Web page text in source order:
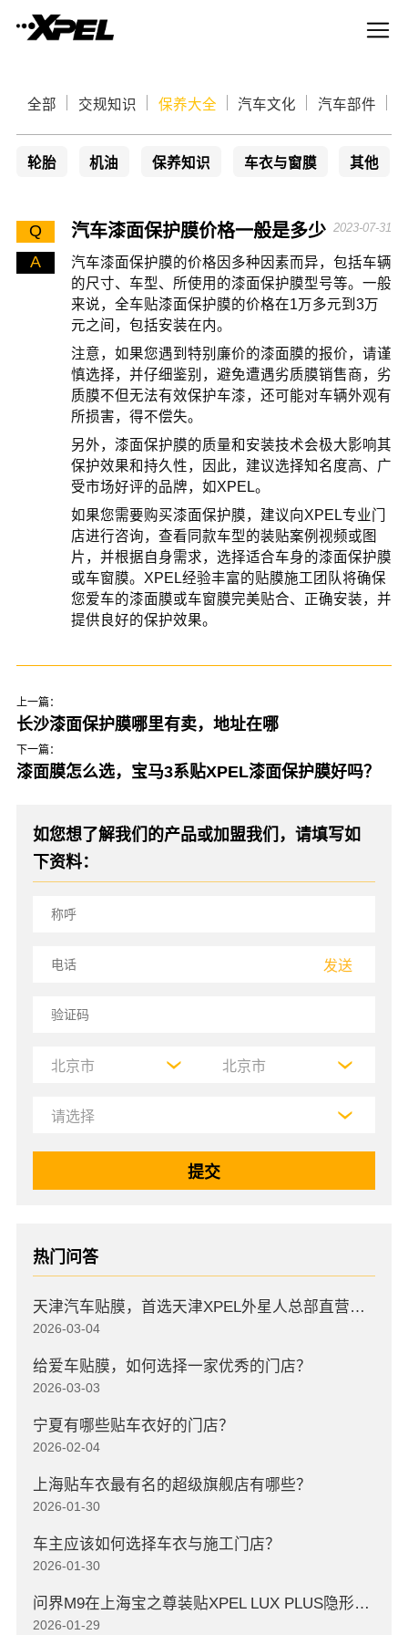
全部 交规知识 保养大全 汽车文化 汽车部件
轮胎 机油 保养知识 车衣与窗膜 其他
Q 汽车漆面保护膜价格一般是多少 2023-07-31
A
汽车漆面保护膜的价格因多种因素而异，包括车辆
的尺寸、车型、所使用的漆面保护膜型号等。一般
来说，全车贴漆面保护膜的价格在1万多元到3万
元之间，包括安装在内。
注意，如果您遇到特别廉价的漆面膜的报价，请谨
慎选择，并仔细鉴别，避免遭遇劣质膜销售商，劣
质膜不但无法有效保护车漆，还可能对车辆外观有
所损害，得不偿失。
另外，漆面保护膜的质量和安装技术会极大影响其
保护效果和持久性，因此，建议选择知名度高、广
受市场好评的品牌，如XPEL。
如果您需要购买漆面保护膜，建议向XPEL专业门
店进行咨询，查看同款车型的装贴案例视频或图
片，并根据自身需求，选择适合车身的漆面保护膜
或车窗膜。XPEL经验丰富的贴膜施工团队将确保
您爱车的漆面膜或车窗膜完美贴合、正确安装，并
提供良好的保护效果。
上一篇：
长沙漆面保护膜哪里有卖，地址在哪
下一篇：
漆面膜怎么选，宝马3系贴XPEL漆面保护膜好吗？
如您想了解我们的产品或加盟我们，请填写如
下资料：
发送
热门问答
天津汽车贴膜，首选天津XPEL外星人总部直营店，高口碑店
2026-03-04
给爱车贴膜，如何选择一家优秀的门店？
2026-03-03
宁夏有哪些贴车衣好的门店？
2026-02-04
上海贴车衣最有名的超级旗舰店有哪些？
2026-01-30
车主应该如何选择车衣与施工门店？
2026-01-30
问界M9在上海宝之尊装贴XPEL LUX PLUS隐形车衣
2026-01-29